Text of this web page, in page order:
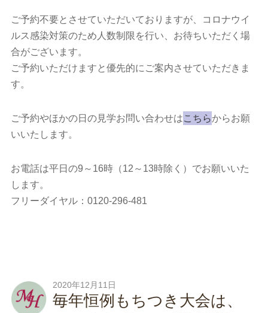
ご予約不要とさせていただいておりますが、コロナウイ
ルス感染対策のため人数制限を行い、お待ちいただく場
合がございます。
ご予約いただけますと優先的にご案内させていただきま
す。
ご予約やほかの日の見学お問い合わせはこちらからお願
いいたします。
お電話は平日の9～16時（12～13時除く）でお願いいた
します。
フリーダイヤル：0120-296-481
2020年12月11日
毎年恒例もちつき大会は、